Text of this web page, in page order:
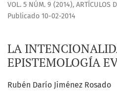
VOL. 5 NÚM. 9 (2014), ARTÍCULOS
LA
EPISTEMOLOGÍA
Publicado 10-02-2014
Rubén Darío Jiménez Rosado